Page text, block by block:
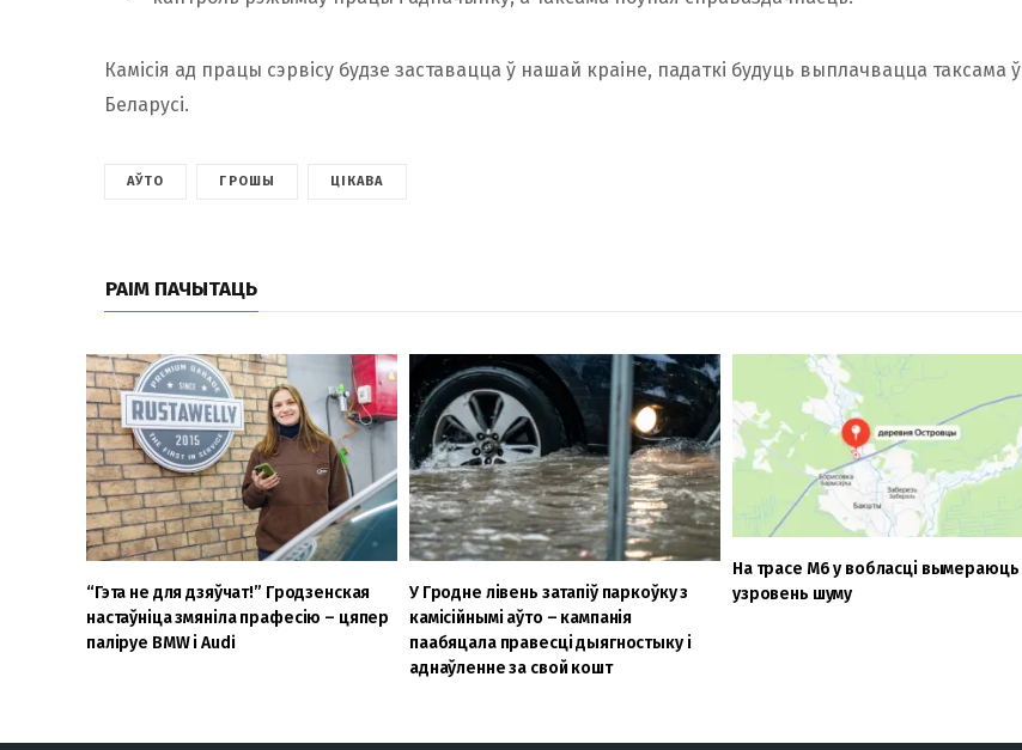
Камісія ад працы сэрвісу будзе заставацца ў нашай краіне, падаткі будуць выплачвацца таксама ў
Беларусі.
АЎТО ГРОШЫ ЦІКАВА
РАІМ ПАЧЫТАЦЬ
“Гэта не для дзяўчат!” Гродзенская
настаўніца змяніла прафесію – цяпер
паліруе BMW і Audi
У Гродне лівень затапіў паркоўку з
камісійнымі аўто – кампанія
паабяцала правесці дыягностыку і
аднаўленне за свой кошт
На трасе М6 у вобласці вымераюць
узровень шуму